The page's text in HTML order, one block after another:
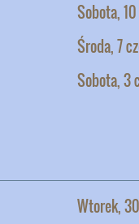
Sobota,
Środa, 7
Sobota, 3
Wtorek,